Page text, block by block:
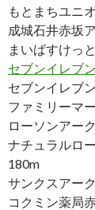
もとまちユニ
成城石井赤坂
まいばすけっ
セブンイレブ
セブンイレブ
ファミリーマ
ローソンアー
ナチュラルロ
180m
サンクスアー
コクミン薬局